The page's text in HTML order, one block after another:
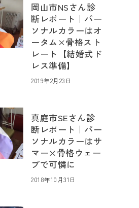
岡山市NSさん診
断レポート｜パー
ソナルカラーはオ
ータム×骨格スト
レート【結婚式ド
レス準備】
2019年2月23日
真庭市SEさん診
断レポート｜パー
ソナルカラーはサ
マー×骨格ウェー
ブで可憐に
2018年10月31日